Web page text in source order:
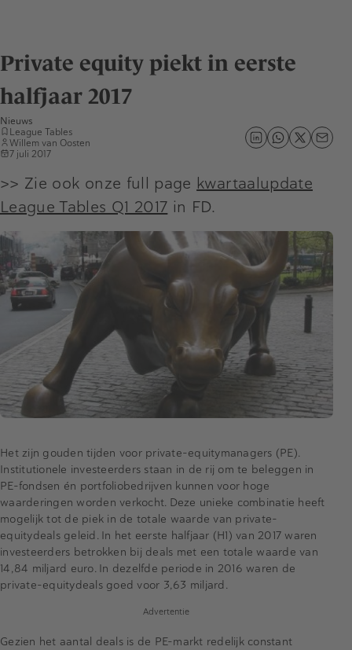
Private equity piekt in eerste
halfjaar 2017
Nieuws
League Tables
Willem van Oosten
7 juli 2017
>> Zie ook onze full page kwartaalupdate
League Tables Q1 2017 in FD.
Het zijn gouden tijden voor private-equitymanagers (PE).
Institutionele investeerders staan in de rij om te beleggen in
PE-fondsen én portfoliobedrijven kunnen voor hoge
waarderingen worden verkocht. Deze unieke combinatie heeft
mogelijk tot de piek in de totale waarde van private-
equitydeals geleid. In het eerste halfjaar (H1) van 2017 waren
investeerders betrokken bij deals met een totale waarde van
14,84 miljard euro. In dezelfde periode in 2016 waren de
private-equitydeals goed voor 3,63 miljard.
Advertentie
Gezien het aantal deals is de PE-markt redelijk constant